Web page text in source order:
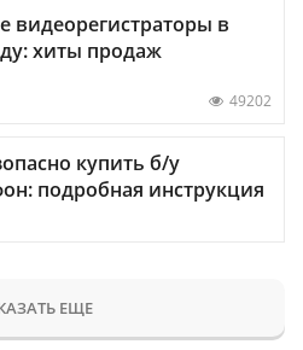
видеорегистраторы в
хиты продаж
49202
купить б/у
подробная инструкция
ЕЩЕ